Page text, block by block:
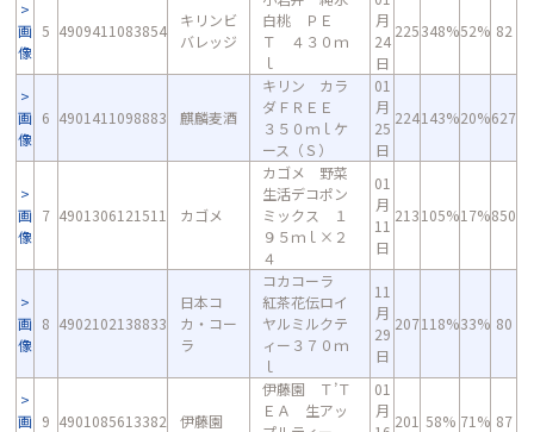
画
像
5 4909411083854
キリンビ
バレッジ
白桃 ＰＥ
Ｔ ４３０ｍ
ｌ
月
24
日
225348%52% 82
画
像
6 4901411098883 麒麟麦酒
キリン カラ
ダＦＲＥＥ
３５０ｍｌケ
ース（Ｓ）
01
月
25
日
224143%20%627
画
像
7 4901306121511 カゴメ
カゴメ 野菜
生活デコポン
ミックス １
９５ｍｌ×２
４
01
月
11
日
213105%17%850
画
像
8 4902102138833
日本コ
カ・コー
ラ
コカコーラ
紅茶花伝ロイ
ヤルミルクテ
ィー３７０ｍ
ｌ
11
月
29
日
207118%33% 80
画 9 4901085613382 伊藤園
伊藤園 Ｔ’Ｔ
ＥＡ 生アッ
01
月
201 58% 71% 87